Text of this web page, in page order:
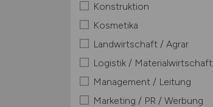
Konstruktion
Kosmetika
Landwirtschaft / Agrar
Logistik / Materialwirtschaft
Management / Leitung
Marketing / PR / Werbung